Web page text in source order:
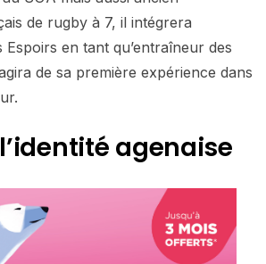
de rugby à 7, il intégrera
Espoirs en tant qu’entraîneur des
de sa première expérience dans
agenaise